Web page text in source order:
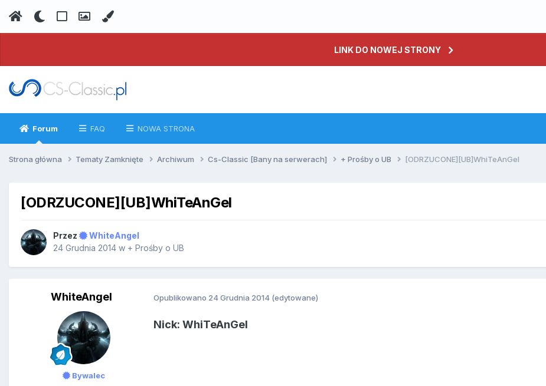
LINK DO NOWEJ STRONY
Forum FAQ NOWA STRONA
Strona główna Tematy Zamknięte Archiwum Cs-Classic [Bany na serwerach] + Prośby o UB [ODRZUCONE][UB]WhiTeAnGel
[ODRZUCONE][UB]WhiTeAnGel
Przez
WhiteAngel
24 Grudnia 2014 w + Prośby o UB
WhiteAngel
Bywalec
Opublikowano 24 Grudnia 2014 (edytowane)
Nick: WhiTeAnGel